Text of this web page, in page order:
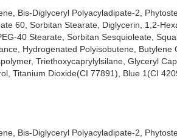
Bis-Diglyceryl Polyacyladipate-2,
60, Sorbitan Stearate, Diglycerin, 1,2-
40 Stearate, Sorbitan Sesquioleate,
Hydrogenated Polyisobutene,
Triethoxycaprylylsilane, Glyceryl
Titanium Dioxide(CI 77891), Blue 1(CI
Bis-Diglyceryl Polyacyladipate-2,